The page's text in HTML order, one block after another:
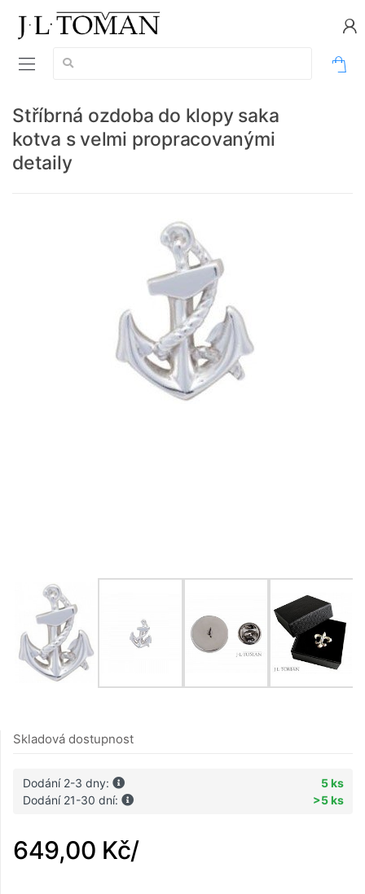
Vyhledávání:
Stříbrná ozdoba do klopy saka
kotva s velmi propracovanými
detaily
Skladová dostupnost
Dodání 2-3 dny:
5 ks
Dodání 21-30 dní:
>5 ks
649,00 Kč/